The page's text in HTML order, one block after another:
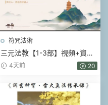
符咒法術
三元法教【1-3部】視頻+資料
pdf4天前 20